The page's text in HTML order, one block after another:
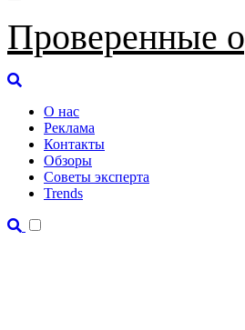
Проверенные
О нас
Реклама
Контакты
Обзоры
Советы эксперта
Trends